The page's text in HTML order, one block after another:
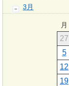
3月
月
27
5
12
19